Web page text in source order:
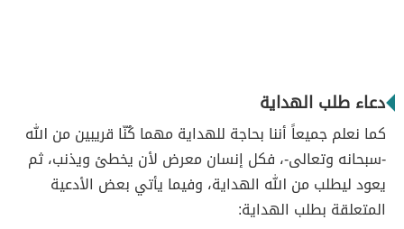
دعاء طلب الهداية
كما نعلم جميعاً أننا بحاجة للهداية مهما كٌنّا قريبين من الله
-سبحانه وتعالى-، فكل إنسان معرض لأن يخطئ ويذنب، ثم
يعود ليطلب من الله الهداية، وفيما يأتي بعض الأدعية
المتعلقة بطلب الهداية: